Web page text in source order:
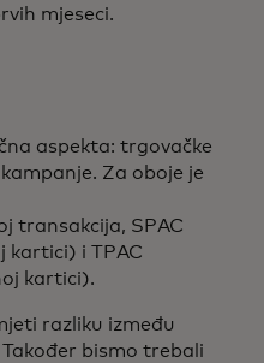
mjeseci.
aspekta: trgovačke
Za oboje je
transakcija, SPAC
kartici) i TPAC
kartici).
razliku između
bismo trebali